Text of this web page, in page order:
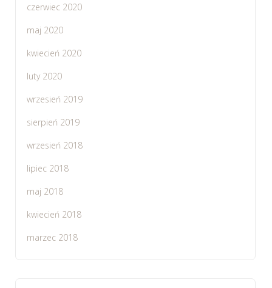
czerwiec 2020
maj 2020
kwiecień 2020
luty 2020
wrzesień 2019
sierpień 2019
wrzesień 2018
lipiec 2018
maj 2018
kwiecień 2018
marzec 2018